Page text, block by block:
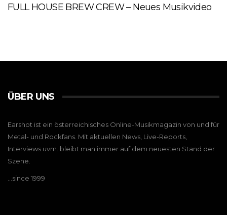
FULL HOUSE BREW CREW – Neues Musikvideo
ÜBER UNS
Earshot ist ein österreichisches Online-Musikmagazin von und für
Metal- und Rockfans. Mit aktuellen News, Live-Reports,
Interviews uvm. bleibt man immer auf dem neuesten Stand der
Szene.
…since 1999